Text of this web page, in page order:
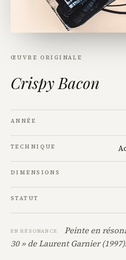
ŒUVRE ORIGINALE
Crispy Bacon
ANNÉE
TECHNIQUE
DIMENSIONS
STATUT
EN RÉSONANCE
Peinte en
30 » de Laurent Garnier (1997).